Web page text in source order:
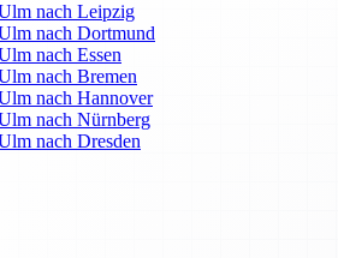
nach Leipzig
nach Dortmund
nach Essen
nach Bremen
nach Hannover
nach Nürnberg
nach Dresden